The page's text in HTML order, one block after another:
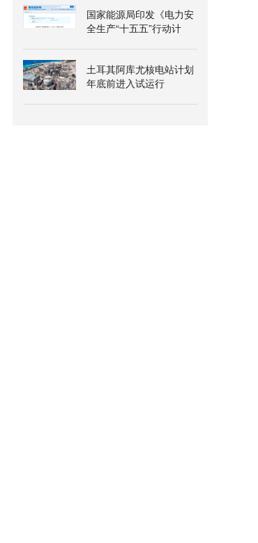
国家能源局印发《电力安
全生产“十五五”行动计
土耳其阿库尤核电站计划
年底前进入试运行